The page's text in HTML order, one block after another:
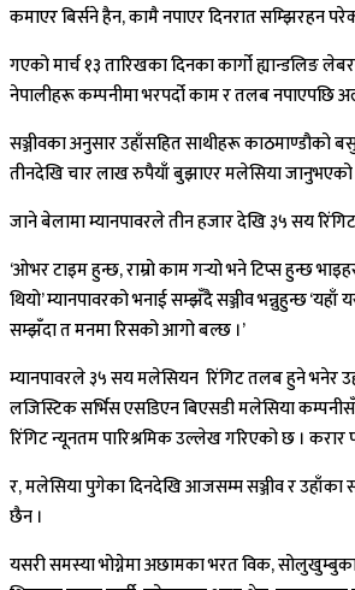
कमाएर बिर्सने हैन, कामै नपाएर दिनरात सम्झिरहन
गएको मार्च १३ तारिखका दिनका कार्गो ह्यान्डलिङ
नेपालीहरू कम्पनीमा भरपर्दो काम र तलब नपाएपछि
सञ्जीवका अनुसार उहाँसहित साथीहरू काठमाण्डौको
तीनदेखि चार लाख रुपैयाँ बुझाएर मलेसिया जानुभएको
जाने बेलामा म्यानपावरले तीन हजार देखि ३५ सय
‘ओभर टाइम हुन्छ, राम्रो काम गर्‍यो भने टिप्स हुन्छ
थियो’ म्यानपावरको भनाई सम्झँदै सञ्जीव भन्नुहुन्छ ‘यहाँ
सम्झँदा त मनमा रिसको आगो बल्छ ।’
म्यानपावरले ३५ सय मलेसियन रिंगिट तलब हुने भनेर
लजिस्टिक सर्भिस एसडिएन बिएसडी मलेसिया
रिंगिट न्यूनतम पारिश्रमिक उल्लेख गरिएको छ ।
र, मलेसिया पुगेका दिनदेखि आजसम्म सञ्जीव र
छैन ।
यसरी समस्या भोग्नेमा अछामका भरत विक,